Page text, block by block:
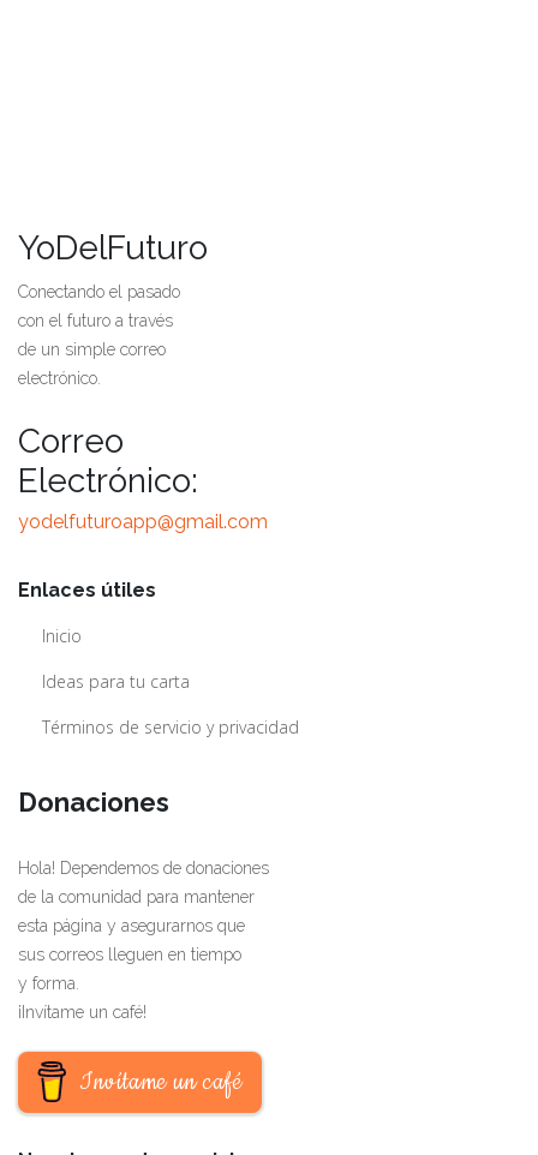
YoDelFuturo
Conectando el pasado
con el futuro a través
de un simple correo
electrónico.
Correo
Electrónico:
yodelfuturoapp@gmail.com
Enlaces útiles
Inicio
Ideas para tu carta
Términos de servicio y privacidad
Donaciones
Hola! Dependemos de donaciones
de la comunidad para mantener
esta página y asegurarnos que
sus correos lleguen en tiempo
y forma.
¡Invítame un café!
Invítame un café